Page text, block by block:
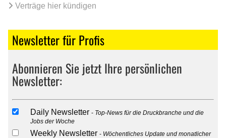
Verträge hier kündigen
Newsletter für Profis
Abonnieren Sie jetzt Ihre persönlichen
Newsletter:
Daily Newsletter
Top-News für die Druckbranche und die
Jobs der Woche
Weekly Newsletter
Wöchentliches Update und monatlicher